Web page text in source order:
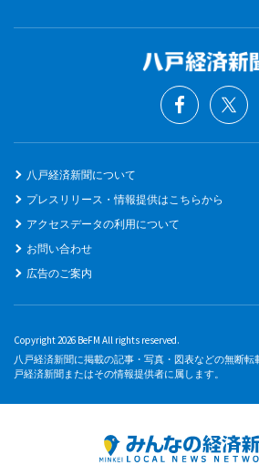
八戸経済新聞について
プレスリリース・情報提供はこちらから
アクセスデータの利用について
お問い合わせ
広告のご案内
Copyright 2026 BeFM All rights reserved.
八戸経済新聞に掲載の記事・写真・図表などの無断転
戸経済新聞またはその情報提供者に属します。